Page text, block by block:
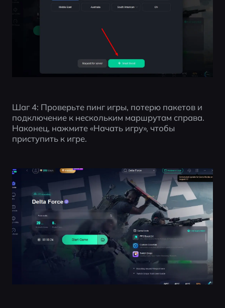
Шаг 4: Проверьте пинг игры, потерю пакетов и
подключение к нескольким маршрутам справа.
Наконец, нажмите «Начать игру», чтобы
приступить к игре.